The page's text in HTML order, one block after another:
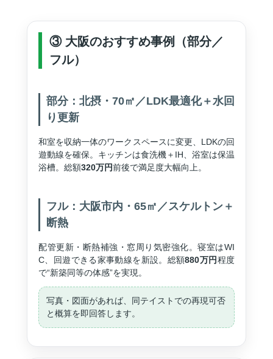
③ 大阪のおすすめ事例（部分／
フル）
部分：北摂・70㎡／LDK最適化＋水回
り更新
和室を収納一体のワークスペースに変更、LDKの回
遊動線を確保。キッチンは食洗機＋IH、浴室は保温
浴槽。総額320万円前後で満足度大幅向上。
フル：大阪市内・65㎡／スケルトン＋
断熱
配管更新・断熱補強・窓周り気密強化。寝室はWI
C、回遊できる家事動線を新設。総額880万円程度
で“新築同等の体感”を実現。
写真・図面があれば、同テイストでの再現可否
と概算を即回答します。